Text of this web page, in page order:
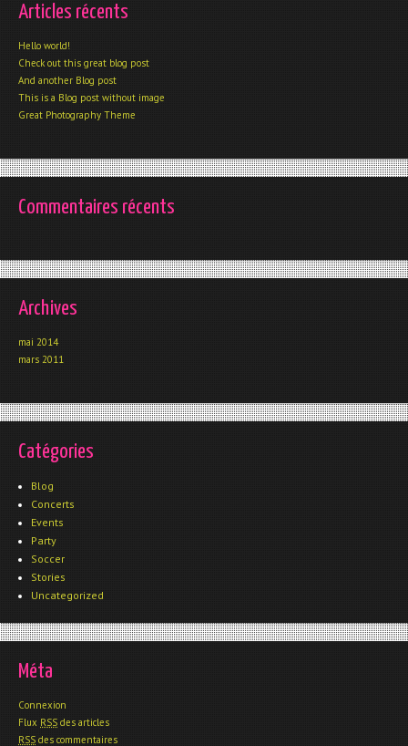
Articles récents
Hello world!
Check out this great blog post
And another Blog post
This is a Blog post without image
Great Photography Theme
Commentaires récents
Archives
mai 2014
mars 2011
Catégories
Blog
Concerts
Events
Party
Soccer
Stories
Uncategorized
Méta
Connexion
Flux RSS des articles
RSS des commentaires